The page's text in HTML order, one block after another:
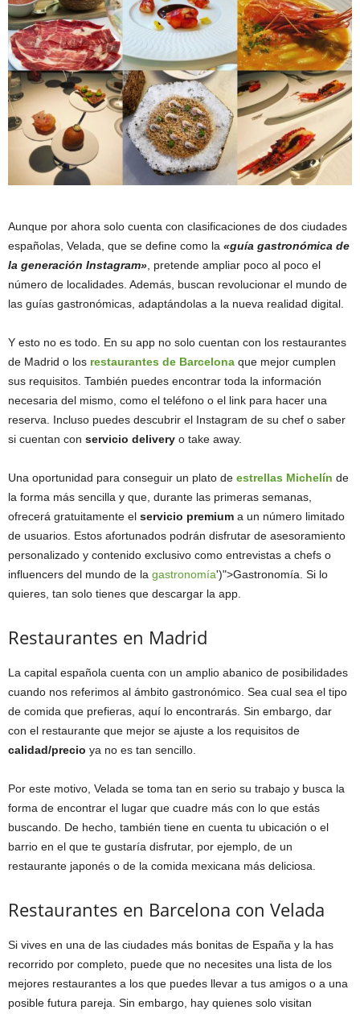
Aunque por ahora solo cuenta con clasificaciones de dos ciudades
españolas, Velada, que se define como la «guía gastronómica de
la generación Instagram» , pretende ampliar poco al poco el
número de localidades. Además, buscan revolucionar el mundo de
las guías gastronómicas, adaptándolas a la nueva realidad digital.
Y esto no es todo. En su app no solo cuentan con los restaurantes
de Madrid o los restaurantes de Barcelona que mejor cumplen
sus requisitos. También puedes encontrar toda la información
necesaria del mismo, como el teléfono o el link para hacer una
reserva. Incluso puedes descubrir el Instagram de su chef o saber
si cuentan con servicio delivery o take away.
Una oportunidad para conseguir un plato de estrellas Michelín de
la forma más sencilla y que, durante las primeras semanas,
ofrecerá gratuitamente el servicio premium a un número limitado
de usuarios. Estos afortunados podrán disfrutar de asesoramiento
personalizado y contenido exclusivo como entrevistas a chefs o
influencers del mundo de la gastronomía')">Gastronomía. Si lo
quieres, tan solo tienes que descargar la app.
Restaurantes en Madrid
La capital española cuenta con un amplio abanico de posibilidades
cuando nos referimos al ámbito gastronómico. Sea cual sea el tipo
de comida que prefieras, aquí lo encontrarás. Sin embargo, dar
con el restaurante que mejor se ajuste a los requisitos de
calidad/precio ya no es tan sencillo.
Por este motivo, Velada se toma tan en serio su trabajo y busca la
forma de encontrar el lugar que cuadre más con lo que estás
buscando. De hecho, también tiene en cuenta tu ubicación o el
barrio en el que te gustaría disfrutar, por ejemplo, de un
restaurante japonés o de la comida mexicana más deliciosa.
Restaurantes en Barcelona con Velada
Si vives en una de las ciudades más bonitas de España y la has
recorrido por completo, puede que no necesites una lista de los
mejores restaurantes a los que puedes llevar a tus amigos o a una
posible futura pareja. Sin embargo, hay quienes solo visitan